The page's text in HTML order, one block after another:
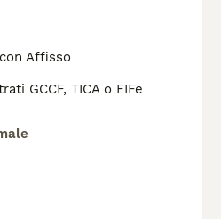
Affisso
GCCF, TICA o FIFe